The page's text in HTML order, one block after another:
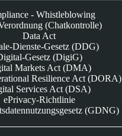
- Whistleblowing
(Chatkontrolle)
Data Act
Dienste-Gesetz (DDG)
Gesetz (DigiG)
Markets Act (DMA)
Resilience Act (DORA)
Services Act (DSA)
ePrivacy-Richtlinie
(GDNG)